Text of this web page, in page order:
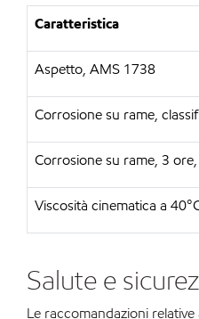
Caratteristica
Aspetto, AMS 1738
Corrosione su rame,
Corrosione su rame, 3
Viscosità cinematica a
Salute e
Le raccomandazioni